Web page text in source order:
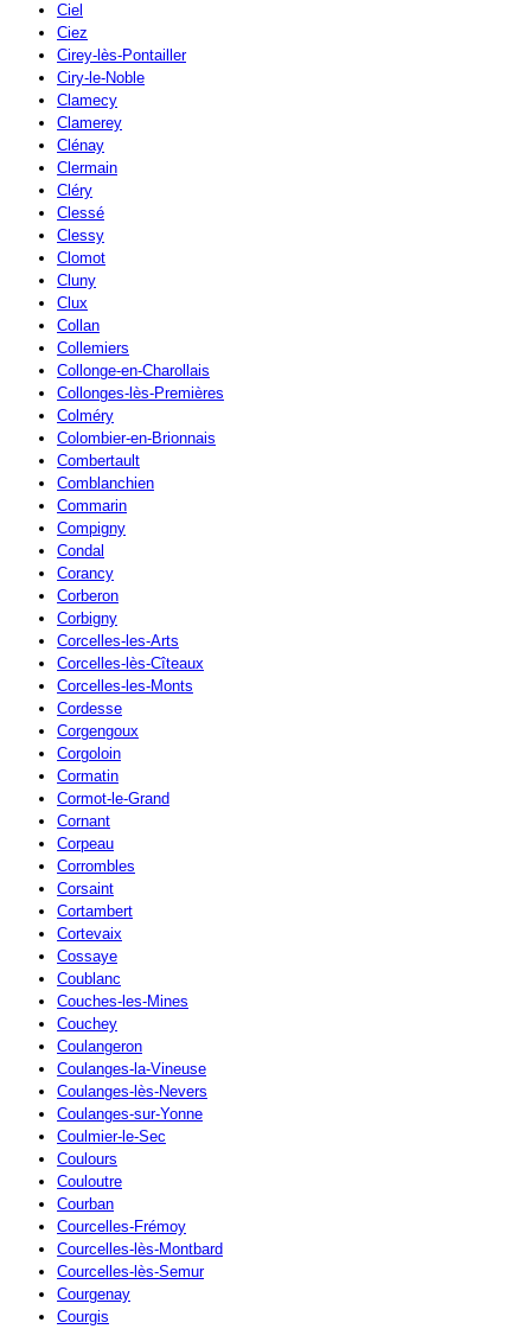
Ciel
Ciez
Cirey-lès-Pontailler
Ciry-le-Noble
Clamecy
Clamerey
Clénay
Clermain
Cléry
Clessé
Clessy
Clomot
Cluny
Clux
Collan
Collemiers
Collonge-en-Charollais
Collonges-lès-Premières
Colméry
Colombier-en-Brionnais
Combertault
Comblanchien
Commarin
Compigny
Condal
Corancy
Corberon
Corbigny
Corcelles-les-Arts
Corcelles-lès-Cîteaux
Corcelles-les-Monts
Cordesse
Corgengoux
Corgoloin
Cormatin
Cormot-le-Grand
Cornant
Corpeau
Corrombles
Corsaint
Cortambert
Cortevaix
Cossaye
Coublanc
Couches-les-Mines
Couchey
Coulangeron
Coulanges-la-Vineuse
Coulanges-lès-Nevers
Coulanges-sur-Yonne
Coulmier-le-Sec
Coulours
Couloutre
Courban
Courcelles-Frémoy
Courcelles-lès-Montbard
Courcelles-lès-Semur
Courgenay
Courgis